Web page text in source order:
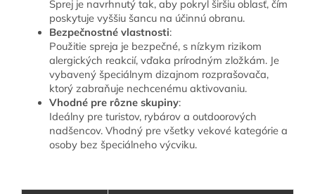
Sprej je navrhnutý tak, aby pokryl širšiu oblasť, čím
poskytuje vyššiu šancu na účinnú obranu.
Bezpečnostné vlastnosti:
Použitie spreja je bezpečné, s nízkym rizikom
alergických reakcií, vďaka prírodným zložkám. Je
vybavený špeciálnym dizajnom rozprašovača,
ktorý zabraňuje nechcenému aktivovaniu.
Vhodné pre rôzne skupiny:
Ideálny pre turistov, rybárov a outdoorových
nadšencov. Vhodný pre všetky vekové kategórie a
osoby bez špeciálneho výcviku.